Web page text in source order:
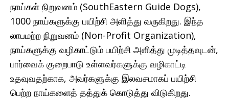
நாய்கள் நிறுவனம் (SouthEastern Guide Dogs),
1000 நாய்களுக்கு பயிற்சி அளித்து வருகிறது. இந்த
லாபமற்ற நிறுவனம் (Non-Profit Organization),
நாய்களுக்கு வழிகாட்டும் பயிற்சி அளித்து முடித்தவுடன்,
பார்வைக் குறைபாடு உள்ளவர்களுக்கு வழிகாட்டி
உதவுவதற்காக, அவர்களுக்கு இலவசமாகப் பயிற்சி
பெற்ற நாய்களைத் தத்துக் கொடுத்து விடுகிறது.